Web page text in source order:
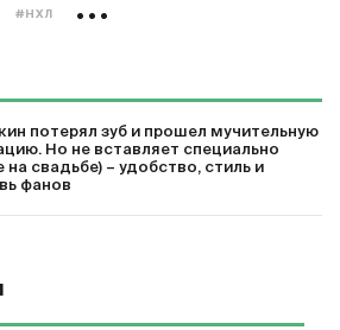
#НХЛ
потерял зуб и прошел мучительную
Но не вставляет специально
на свадьбе) – удобство, стиль и
фанов